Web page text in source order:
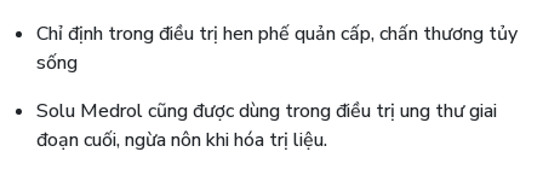
Chỉ định trong điều trị hen phế quản cấp, chấn thương tủy
sống
Solu Medrol cũng được dùng trong điều trị ung thư giai
đoạn cuối, ngừa nôn khi hóa trị liệu.